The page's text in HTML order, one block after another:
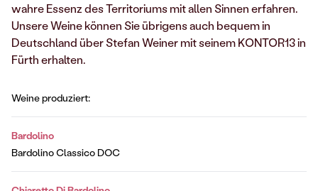
wahre Essenz des Territoriums mit allen Sinnen erfahren.
Unsere Weine können Sie übrigens auch bequem in
Deutschland über Stefan Weiner mit seinem KONTOR13 in
Fürth erhalten.
Weine produziert:
Bardolino
Bardolino Classico DOC